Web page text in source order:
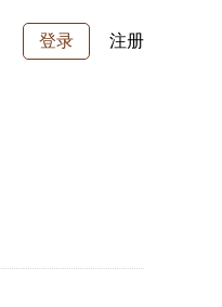
登录 注册